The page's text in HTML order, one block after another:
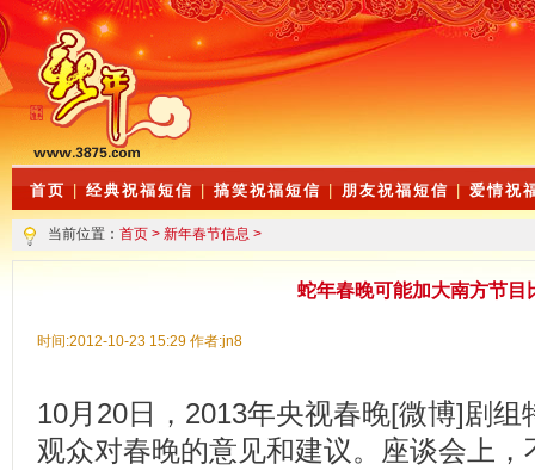
首页 | 经典祝福短信 | 搞笑祝福短信 | 朋友祝福短信 | 爱情祝
当前位置： 首页 > 新年春节信息 >
蛇年春晚可能加大南方节目
时间:2012-10-23 15:29 作者:jn8
10月20日，2013年央视春晚[微博]剧
观众对春晚的意见和建议。座谈会上